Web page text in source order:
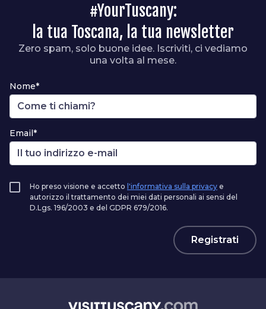
#YourTuscany:
la tua Toscana, la tua newsletter
Zero spam, solo buone idee. Iscriviti, ci vediamo
una volta al mese.
Nome*
Email*
Ho preso visione e accetto l'informativa sulla privacy e
autorizzo il trattamento dei miei dati personali ai sensi del
D.Lgs. 196/2003 e del GDPR 679/2016.
Registrati